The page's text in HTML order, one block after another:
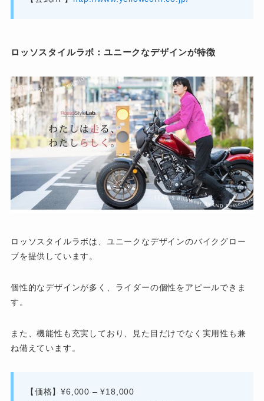
ロッソスタイルラボ：ユニークなデザインが特徴
ロッソスタイルラボは、ユニークなデザインのバイクグロー
ブを提供しています。
個性的なデザインが多く、ライダーの個性をアピールできま
す。
また、機能性も充実しており、見た目だけでなく実用性も兼
ね備えています。
【価格】¥6,000 – ¥18,000